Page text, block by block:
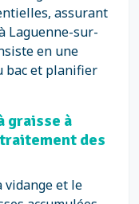
assurant
Laguenne-sur-
en une
bac et planifier
graisse à
des
vidange et le